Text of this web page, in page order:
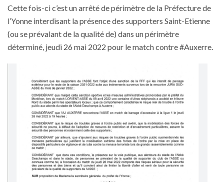
Cette fois-ci c’est un arrêté de périmètre de la Préfecture de
l’Yonne interdisant la présence des supporters Saint-Etienne
(ou se prévalant de la qualité de) dans un périmètre
déterminé, jeudi 26 mai 2022 pour le match contre #Auxerre.